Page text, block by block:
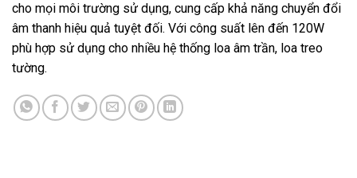
cho mọi môi trường sử dụng, cung cấp khả năng chuyển đổi
âm thanh hiệu quả tuyệt đối. Với công suất lên đến 120W
phù hợp sử dụng cho nhiều hệ thống loa âm trần, loa treo
tường.